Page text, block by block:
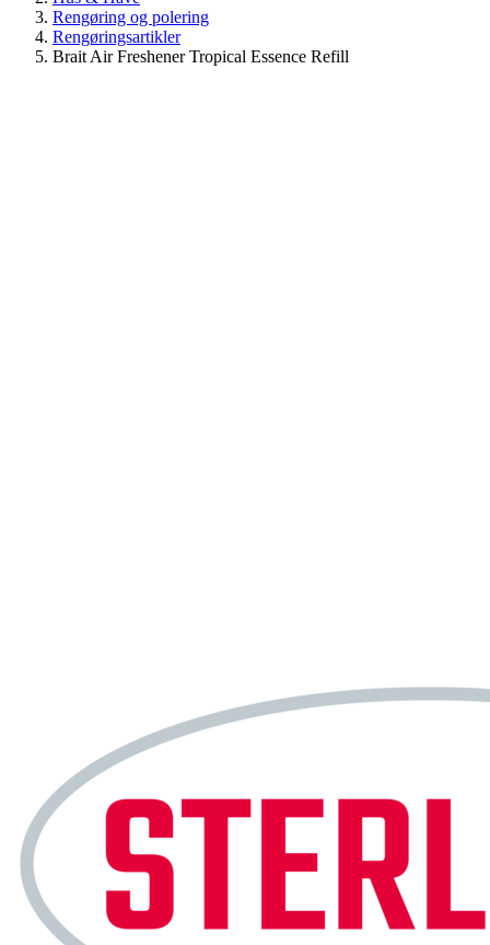
Rengøring og polering
Rengøringsartikler
Brait Air Freshener Tropical Essence Refill